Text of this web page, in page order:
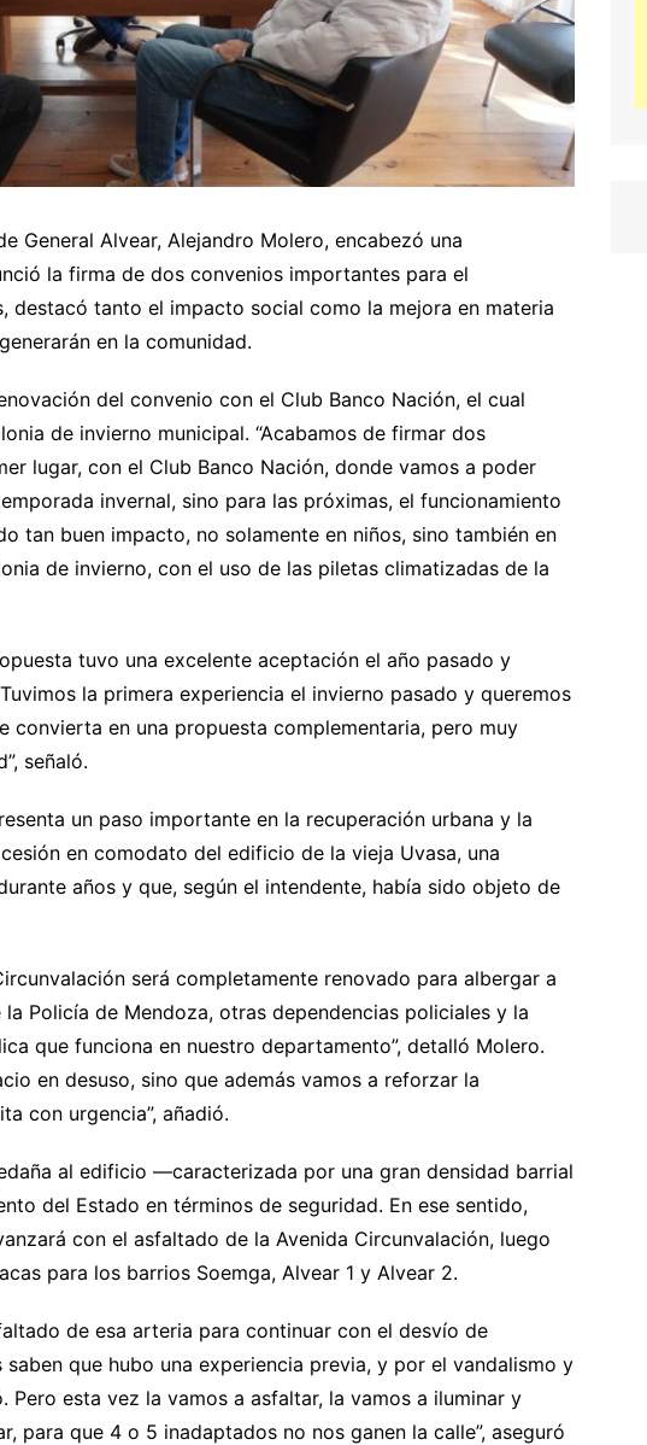
General Alvear, Alejandro Molero, encabezó una
la firma de dos convenios importantes para el
destacó tanto el impacto social como la mejora en materia
en la comunidad.
del convenio con el Club Banco Nación, el cual
de invierno municipal. “Acabamos de firmar dos
lugar, con el Club Banco Nación, donde vamos a poder
invernal, sino para las próximas, el funcionamiento
tan buen impacto, no solamente en niños, sino también en
de invierno, con el uso de las piletas climatizadas de la
tuvo una excelente aceptación el año pasado y
la primera experiencia el invierno pasado y queremos
convierta en una propuesta complementaria, pero muy
señaló.
un paso importante en la recuperación urbana y la
en comodato del edificio de la vieja Uvasa, una
años y que, según el intendente, había sido objeto de
será completamente renovado para albergar a
Policía de Mendoza, otras dependencias policiales y la
que funciona en nuestro departamento”, detalló Molero.
en desuso, sino que además vamos a reforzar la
con urgencia”, añadió.
al edificio —caracterizada por una gran densidad barrial
del Estado en términos de seguridad. En ese sentido,
con el asfaltado de la Avenida Circunvalación, luego
para los barrios Soemga, Alvear 1 y Alvear 2.
de esa arteria para continuar con el desvío de
que hubo una experiencia previa, y por el vandalismo y
Pero esta vez la vamos a asfaltar, la vamos a iluminar y
para que 4 o 5 inadaptados no nos ganen la calle”, aseguró